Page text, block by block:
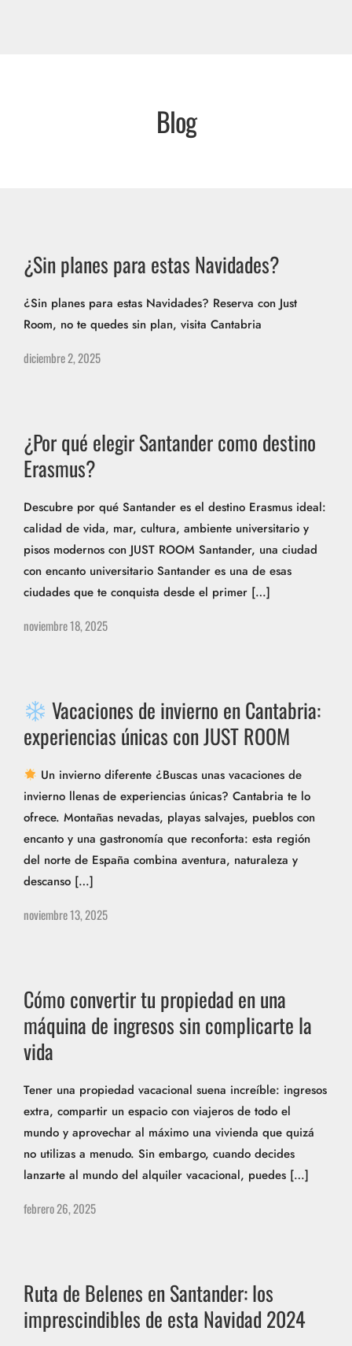
Blog
¿Sin planes para estas Navidades?
¿Sin planes para estas Navidades? Reserva con Just
Room, no te quedes sin plan, visita Cantabria
diciembre 2, 2025
¿Por qué elegir Santander como destino
Erasmus?
Descubre por qué Santander es el destino Erasmus ideal:
calidad de vida, mar, cultura, ambiente universitario y
pisos modernos con JUST ROOM Santander, una ciudad
con encanto universitario Santander es una de esas
ciudades que te conquista desde el primer […]
noviembre 18, 2025
Vacaciones de invierno en Cantabria:
experiencias únicas con JUST ROOM
Un invierno diferente ¿Buscas unas vacaciones de
invierno llenas de experiencias únicas? Cantabria te lo
ofrece. Montañas nevadas, playas salvajes, pueblos con
encanto y una gastronomía que reconforta: esta región
del norte de España combina aventura, naturaleza y
descanso […]
noviembre 13, 2025
Cómo convertir tu propiedad en una
máquina de ingresos sin complicarte la
vida​
Tener una propiedad vacacional suena increíble: ingresos
extra, compartir un espacio con viajeros de todo el
mundo y aprovechar al máximo una vivienda que quizá
no utilizas a menudo. Sin embargo, cuando decides
lanzarte al mundo del alquiler vacacional, puedes […]
febrero 26, 2025
Ruta de Belenes en Santander: los
imprescindibles de esta Navidad 2024​